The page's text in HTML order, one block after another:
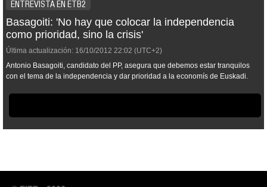
ENTREVISTA EN ETB2
Basagoiti: 'No hay que colocar la independencia
como prioridad, sino la crisis'
Última actualización: 16/10/2012 22:02 (UTC+2)
Antonio Basagoiti, candidato del PP, asegura que debemos estar tranquilos
con el tema de la independencia y dar prioridad a la economís de Euskadi.